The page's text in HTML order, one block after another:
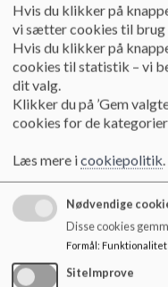
Trafikpolitik.pdf
22.05.16
1. Undervisningens
Hvis du klikker på
vi sætter cookies til
Hvis du klikker på
cookies til statistik – vi
dit valg.
Klikker du på ’Gem
cookies for de
Læs mere icookiepolitik.
Nødvendige
Disse cookies
Formål: Funktionalitet
SiteImprove